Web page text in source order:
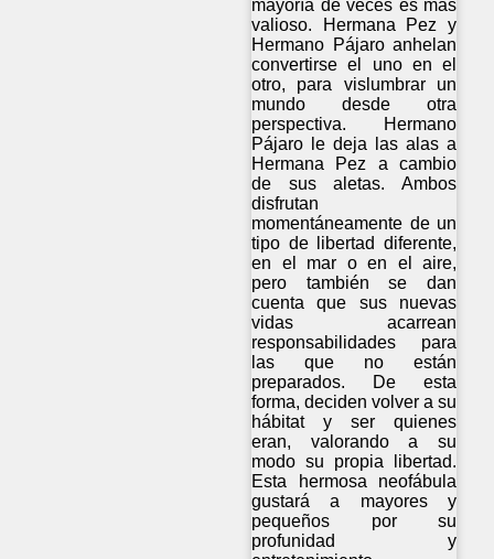
mayoría de veces es más
valioso. Hermana Pez y
Hermano Pájaro anhelan
convertirse el uno en el
otro, para vislumbrar un
mundo desde otra
perspectiva. Hermano
Pájaro le deja las alas a
Hermana Pez a cambio
de sus aletas. Ambos
disfrutan
momentáneamente de un
tipo de libertad diferente,
en el mar o en el aire,
pero también se dan
cuenta que sus nuevas
vidas acarrean
responsabilidades para
las que no están
preparados. De esta
forma, deciden volver a su
hábitat y ser quienes
eran, valorando a su
modo su propia libertad.
Esta hermosa neofábula
gustará a mayores y
pequeños por su
profunidad y